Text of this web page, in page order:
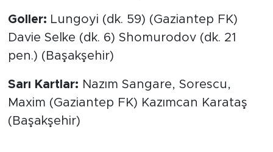
Goller: Lungoyi (dk. 59) (Gaziantep FK)
Davie Selke (dk. 6) Shomurodov (dk. 21
pen.) (Başakşehir)
Sarı Kartlar: Nazım Sangare, Sorescu,
Maxim (Gaziantep FK) Kazımcan Karataş
(Başakşehir)